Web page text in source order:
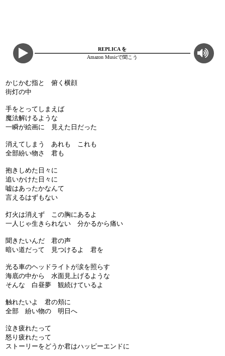
REPLICA を
Amazon Musicで聞こう
かじかむ指と 俯く横顔
街灯の中
手をとってしまえば
魔法解けるような
一瞬が絵画に 見えた日だった
消えてしまう あれも これも
全部紛い物さ 君も
抱きしめた日々に
追いかけた日々に
嘘はあったかなんて
言えるはずもない
灯火は消えず この胸にあるよ
一人じゃ生きられない 分かるから痛い
聞きたいんだ 君の声
暗い道だって 見つけるよ 君を
光る車のヘッドライトが涙を照らす
海底の中から 水面見上げるような
そんな 白昼夢 観続けているよ
触れたいよ 君の頬に
全部 紛い物の 明日へ
泣き疲れたって
怒り疲れたって
ストーリーをどうか君はハッピーエンドに